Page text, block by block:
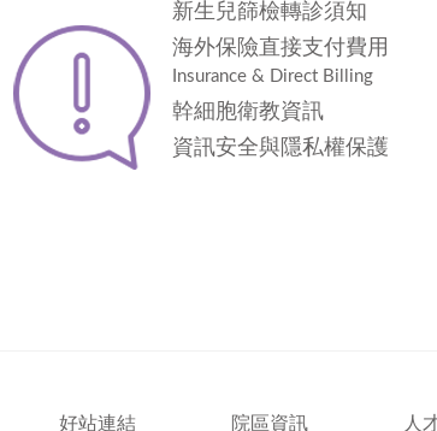
新生兒篩檢轉診須知
海外保險直接支付費用
Insurance & Direct Billing
幹細胞衛教資訊
資訊安全與隱私權保護
好站連結 院區資訊 人